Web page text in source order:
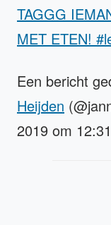
TAGGG
MET ETEN!
Een bericht
Heijden
2019 om